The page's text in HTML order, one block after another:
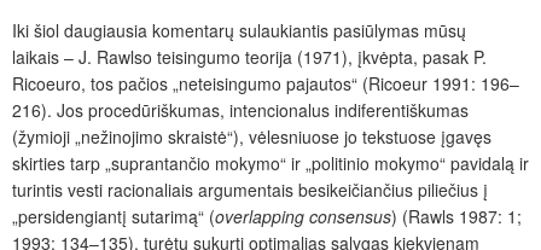
Iki šiol daugiausia komentarų sulaukiantis pasiūlymas mūsų
laikais – J. Rawlso teisingumo teorija (1971), įkvėpta, pasak P.
Ricoeuro, tos pačios „neteisingumo pajautos“ (Ricoeur 1991: 196–
216). Jos procedūriškumas, intencionalus indiferentiškumas
(žymioji „nežinojimo skraistė“), vėlesniuose jo tekstuose įgavęs
skirties tarp „suprantančio mokymo“ ir „politinio mokymo“ pavidalą ir
turintis vesti racionaliais argumentais besikeičiančius piliečius į
„persidengiantį sutarimą“ (overlapping consensus) (Rawls 1987: 1;
1993: 134–135), turėtų sukurti optimalias sąlygas kiekvienam